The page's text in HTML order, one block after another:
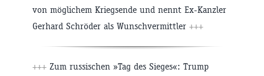
von möglichem Kriegsende und nennt Ex-Kanzler
Gerhard Schröder als Wunschvermittler +++
+++ Zum russischen »Tag des Sieges«: Trump